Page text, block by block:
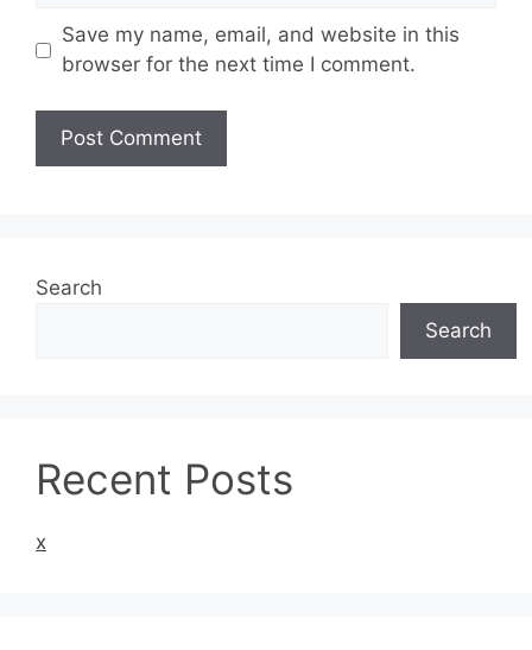
Save my name, email, and website in this
browser for the next time I comment.
Search
Search
Recent Posts
x